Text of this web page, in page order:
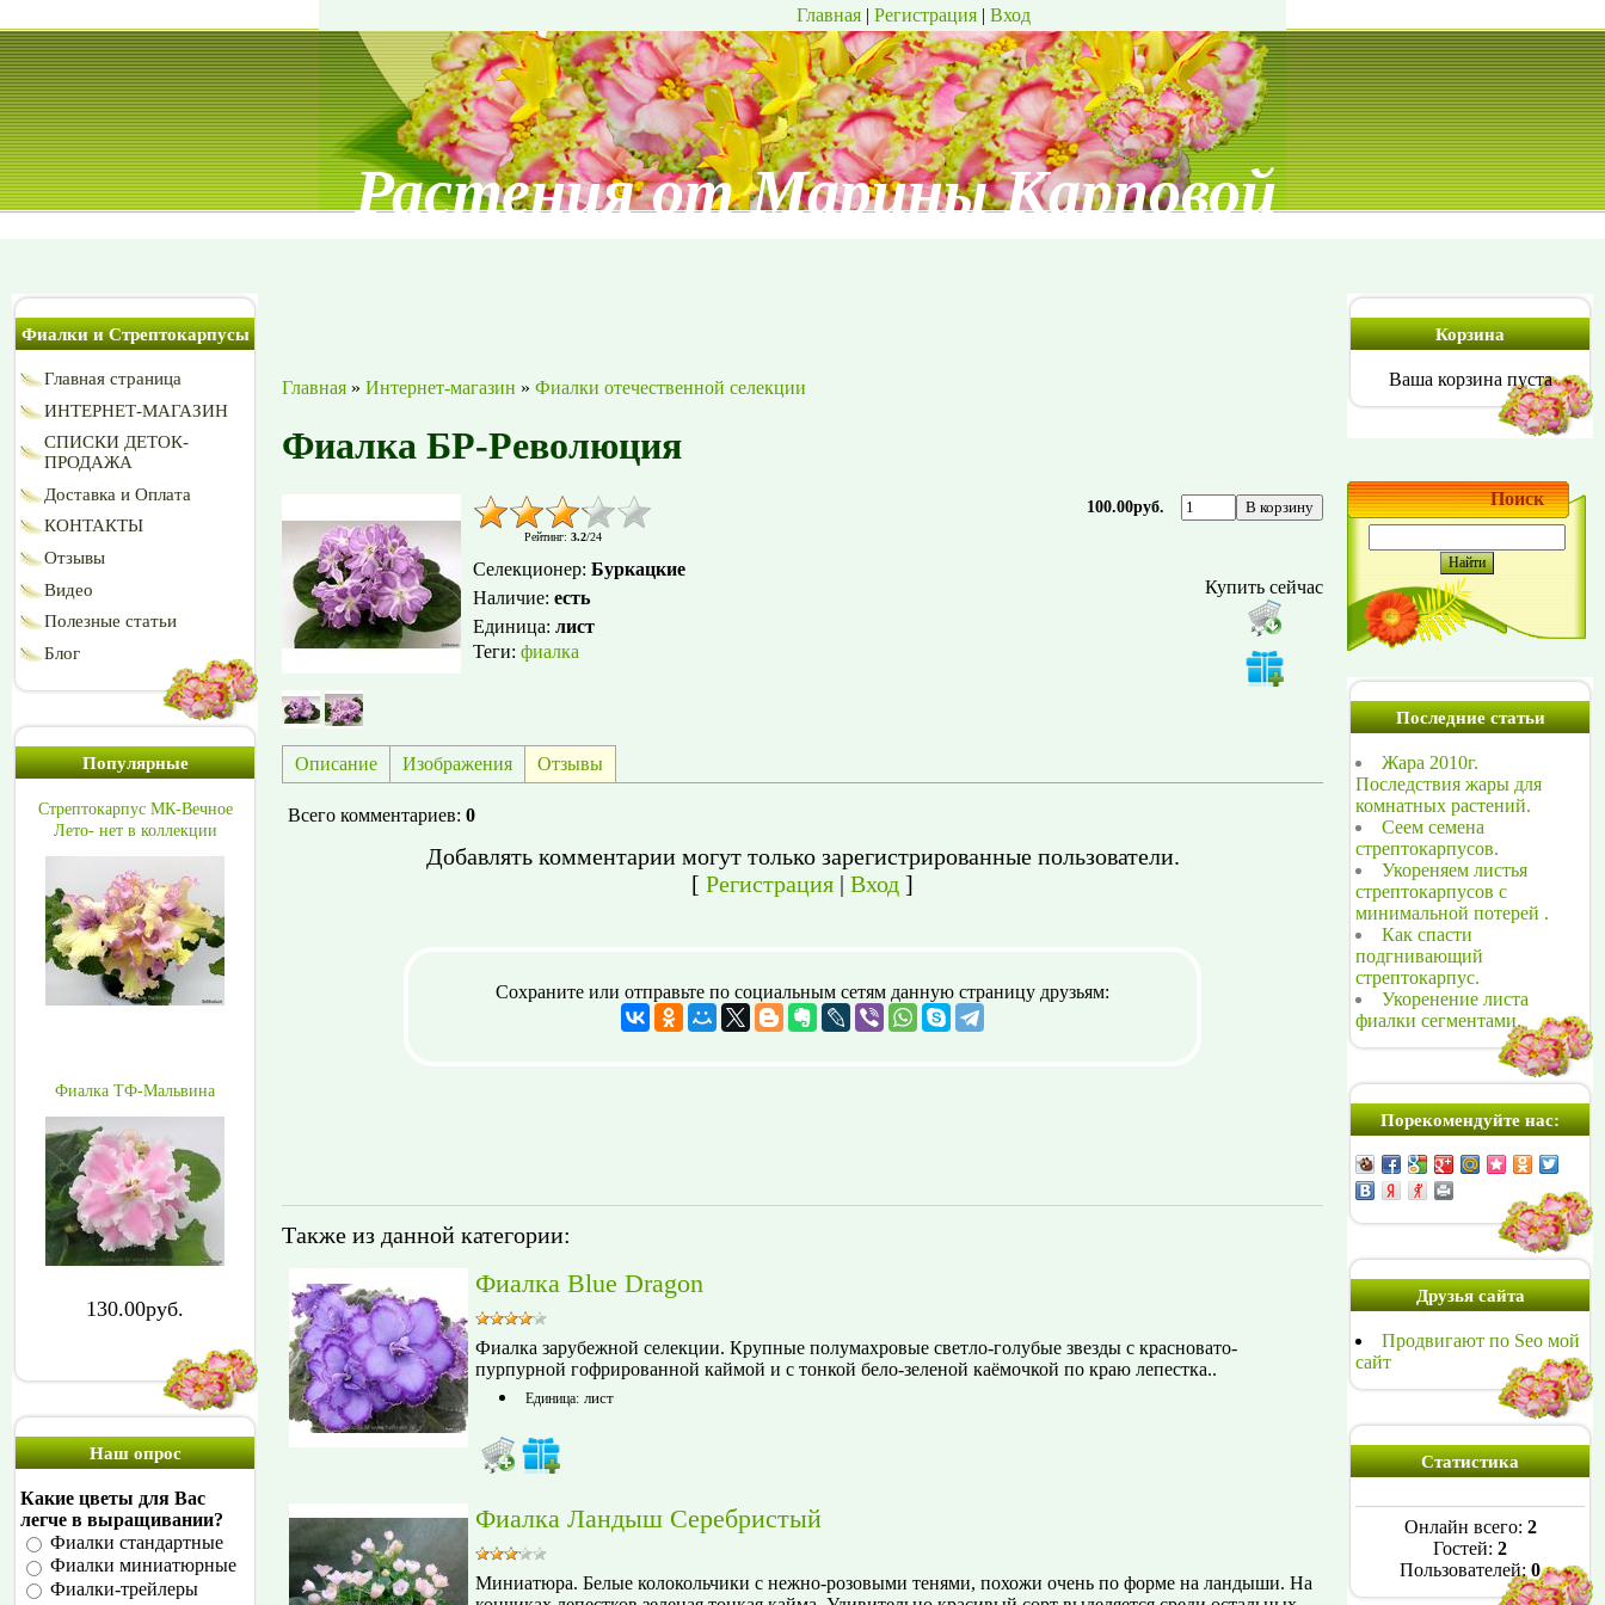
Главная | Регистрация | Вход
Растения от Марины Карповой
Фиалки и Стрептокарпусы
Главная страница
ИНТЕРНЕТ-МАГАЗИН
СПИСКИ ДЕТОК-
ПРОДАЖА
Доставка и Оплата
КОНТАКТЫ
Отзывы
Видео
Полезные статьи
Блог
Популярные
Стрептокарпус МК-Вечное
Лето- нет в коллекции
Фиалка ТФ-Мальвина
130.00руб.
Наш опрос
Какие цветы для Вас
легче в выращивании?
Фиалки стандартные
Фиалки миниатюрные
Фиалки-трейлеры
Главная » Интернет-магазин » Фиалки отечественной селекции
Фиалка БР-Революция
Рейтинг: 3.2/24
100.00руб.
Селекционер: Буркацкие
Наличие: есть
Единица: лист
Теги: фиалка
Купить сейчас
Описание Изображения Отзывы
Всего комментариев: 0
Добавлять комментарии могут только зарегистрированные пользователи.
[ Регистрация | Вход ]
Сохраните или отправьте по социальным сетям данную страницу друзьям:
Также из данной категории:
Фиалка Blue Dragon
Фиалка зарубежной селекции. Крупные полумахровые светло-голубые звезды с красновато-
пурпурной гофрированной каймой и с тонкой бело-зеленой каёмочкой по краю лепестка..
Единица: лист
Фиалка Ландыш Серебристый
Миниатюра. Белые колокольчики с нежно-розовыми тенями, похожи очень по форме на ландыши. На
Корзина
Ваша корзина пуста
Поиск
Последние статьи
Жара 2010г.
Последствия жары для
комнатных растений.
Сеем семена
стрептокарпусов.
Укореняем листья
стрептокарпусов с
минимальной потерей .
Как спасти
подгнивающий
стрептокарпус.
Укоренение листа
фиалки сегментами.
Порекомендуйте нас:
Друзья сайта
Продвигают по Seo мой
сайт
Статистика
Онлайн всего: 2
Гостей: 2
Пользователей: 0